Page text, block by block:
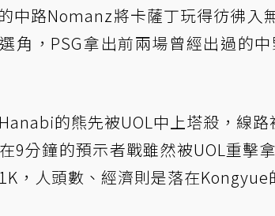
中路Nomanz將卡薩丁玩得彷彿入
角，PSG拿出前兩場曾經出過的
的熊先被UOL中上塔殺，線
9分鐘的預示者戰雖然被UOL重擊
，人頭數、經濟則是落在Kongyue